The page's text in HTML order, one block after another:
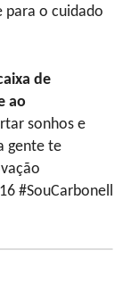
para o cuidado
de
ao
sonhos e
gente te
#SouCarbonell